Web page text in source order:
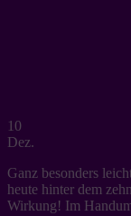
10
Dez.
Ganz besonders
heute hinter dem
Wirkung! Im